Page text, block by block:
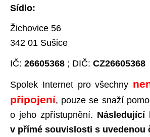
Sídlo:
Žichovice 56
342 01 Sušice
IČ: 26605368 ; DIČ: CZ26605368
Spolek Internet pro všechny
připojení, pouze se snaží
o jeho zpřístupnění. Následující
v přímé souvislosti s uvedenou